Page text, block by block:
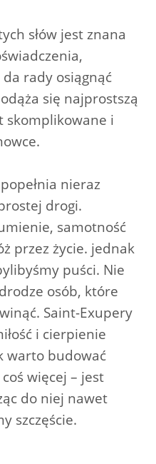
słów jest znana
da rady osiągnąć
się najprostszą
skomplikowane i
nieraz
drogi.
samotność
przez życie. jednak
puści. Nie
osób, które
Saint-Exupery
i cierpienie
warto budować
więcej – jest
do niej nawet
szczęście.